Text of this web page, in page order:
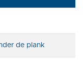
de plank